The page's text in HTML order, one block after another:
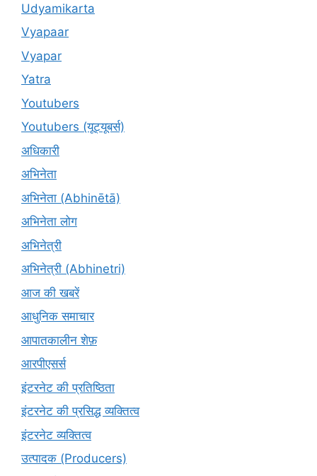
Udyamikarta
Vyapaar
Vyapar
Yatra
Youtubers
Youtubers (यूट्यूबर्स)
अधिकारी
अभिनेता
अभिनेता (Abhinētā)
अभिनेता लोग
अभिनेत्री
अभिनेत्री (Abhinetri)
आज की खबरें
आधुनिक समाचार
आपातकालीन शेफ़
आरपीएसर्स
इंटरनेट की प्रतिष्ठिता
इंटरनेट की प्रसिद्ध व्यक्तित्व
इंटरनेट व्यक्तित्व
उत्पादक (Producers)